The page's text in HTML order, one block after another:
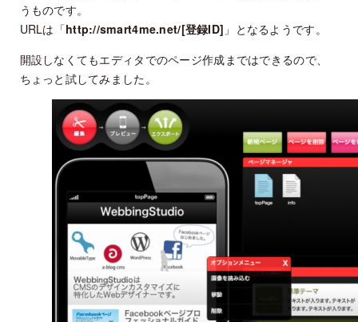
うものです。
URLは「http://smart4me.net/[登録ID] 」となるようです。
開設しなくてもエディタでのページ作成まではできるので、
ちょっと試してみました。